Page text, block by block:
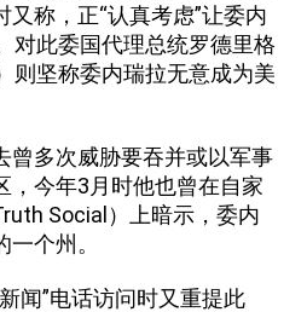
又称，正“认真考虑”让委内
对此委国代理总统罗德里格
则坚称委内瑞拉无意成为美
曾多次威胁要吞并或以军事
，今年3月时他也曾在自家
Social）上暗示，委内
个州。
闻”电话访问时又重提此